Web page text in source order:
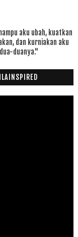
aku ubah, kuatkan
dan kurniakan aku
duanya."